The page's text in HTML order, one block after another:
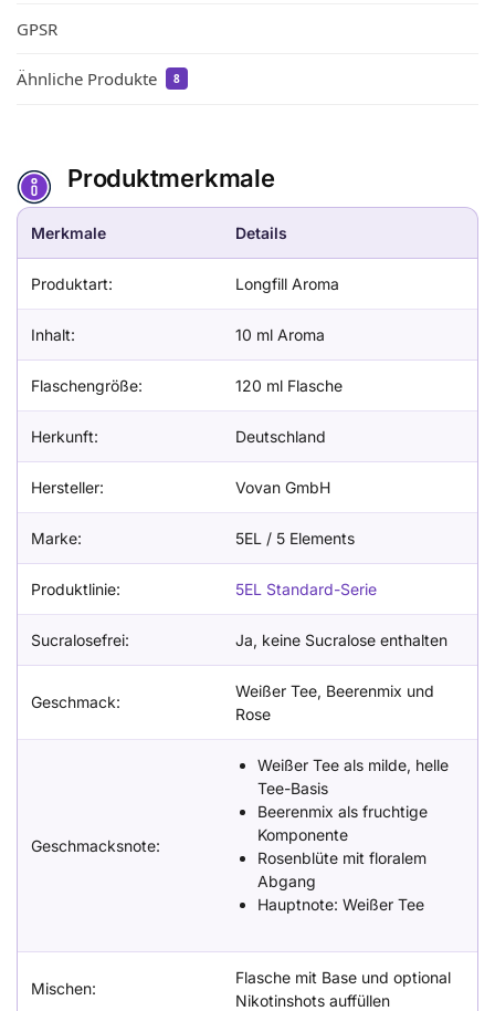
GPSR
Ähnliche Produkte 8
Produktmerkmale
Merkmale Details
Produktart: Longfill Aroma
Inhalt: 10 ml Aroma
Flaschengröße: 120 ml Flasche
Herkunft: Deutschland
Hersteller: Vovan GmbH
Marke: 5EL / 5 Elements
Produktlinie: 5EL Standard-Serie
Sucralosefrei: Ja, keine Sucralose enthalten
Geschmack:
Weißer Tee, Beerenmix und
Rose
Geschmacksnote:
Weißer Tee als milde, helle
Tee-Basis
Beerenmix als fruchtige
Komponente
Rosenblüte mit floralem
Abgang
Hauptnote: Weißer Tee
Mischen:
Flasche mit Base und optional
Nikotinshots auffüllen